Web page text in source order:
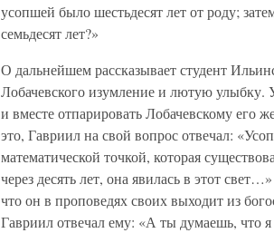
усопшей было шестьдесят лет от роду;
семьдесят лет?»
О дальнейшем рассказывает студент
Лобачевского изумление и лютую улыбку.
и вместе отпарировать Лобачевскому его
это, Гавриил на свой вопрос отвечал:
математической точкой, которая
через десять лет, она явилась в этот
что он в проповедях своих выходит из
Гавриил отвечал ему: «А ты думаешь, что